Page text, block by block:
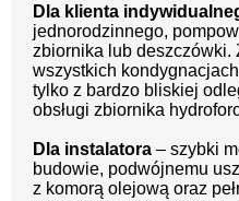
Dla klienta
jednorodzinnego,
zbiornika lub deszczówki.
wszystkich
tylko z bardzo bliskiej
obsługi zbiornika
Dla instalatora – szybki
budowie, podwójnemu
z komorą olejową oraz